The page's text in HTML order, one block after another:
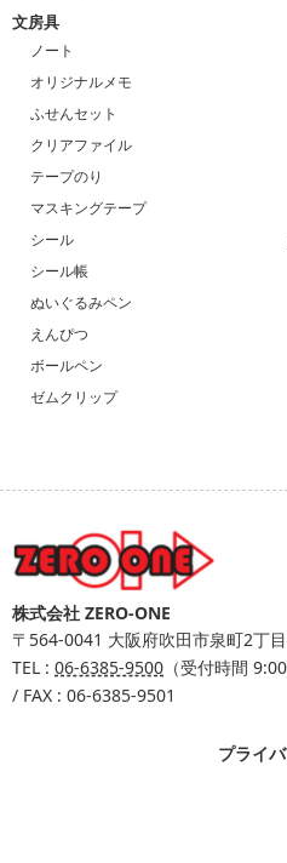
文房具
ノート
オリジナルメモ
ふせんセット
クリアファイル
テープのり
マスキングテープ
シール
シール帳
ぬいぐるみペン
えんぴつ
ボールペン
ゼムクリップ
株式会社 ZERO-ONE
〒564-0041 大阪府吹田市泉町2丁
TEL : 06-6385-9500 （受付時間
/ FAX : 06-6385-9501
プライ